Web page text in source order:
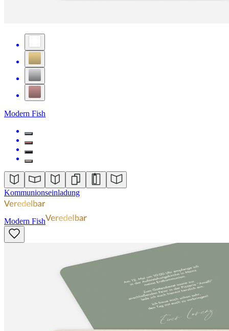
Modern Fish
Kommunionseinladung
Modern Fish